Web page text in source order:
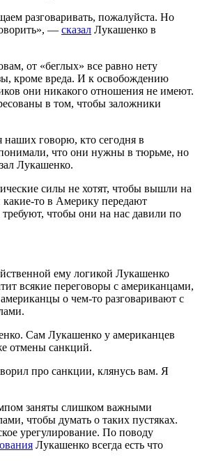
разговаривать, пожалуйста. Но
— сказал Лукашенко в
от «беглых» все равно нету
кроме вреда. И к освобождению
они никакого отношения не имеют.
в том, чтобы заложники
наших говорю, кто сегодня в
что они нужны в тюрьме, но
Лукашенко.
силы не хотят, чтобы вышли на
то в Америку передают
требуют, чтобы они на нас давили по
ему логикой Лукашенко
всякие переговоры с американцами,
американцы о чем-то разговаривают с
Сам Лукашенко у американцев
отмены санкций.
про санкции, клянусь вам. Я
заняты слишком важными
чтобы думать о таких пустяках.
урегулирование. По поводу
Лукашенко всегда есть что